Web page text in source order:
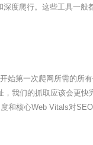
度爬行。这些工具一般
始第一次爬网所需的所
我们的抓取应该会更快
和核心Web Vitals对